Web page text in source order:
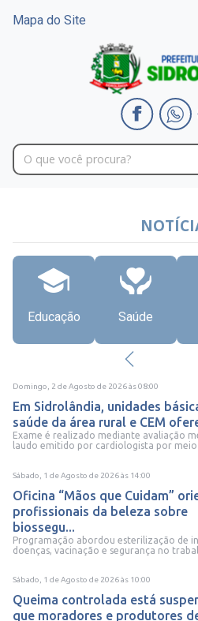
Mapa do Site
Educação Saúde
Domingo, 2 de Agosto de 2026às08:00
Em Sidrolândia, unidades
saúde da área rural e CEM
Exame é realizado mediante avaliação
laudo emitido por cardiologista por
Sábado, 1 de Agosto de 2026às 14:00
Oficina “Mãos que Cuidam”
profissionais da beleza sobre
biossegu...
Programação abordou esterilização de
doenças, vacinação e segurança no
Sábado, 1 de Agosto de 2026às 10:00
Queima controlada está
que moradores e produtores